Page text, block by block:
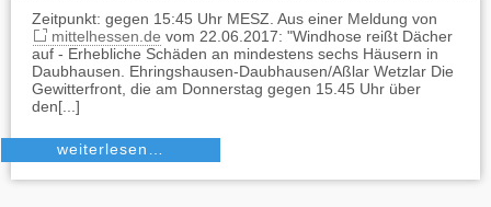
Zeitpunkt: gegen 15:45 Uhr MESZ. Aus einer Meldung von
mittelhessen.de vom 22.06.2017: "Windhose reißt Dächer
auf - Erhebliche Schäden an mindestens sechs Häusern in
Daubhausen. Ehringshausen-Daubhausen/Aßlar Wetzlar Die
Gewitterfront, die am Donnerstag gegen 15.45 Uhr über
den[...]
weiterlesen…